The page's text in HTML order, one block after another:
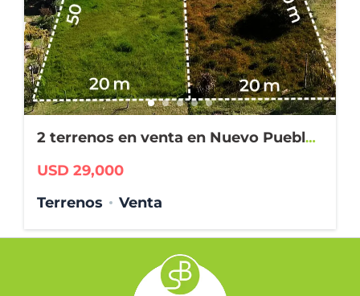
2 terrenos en venta en Nuevo Pueblo
USD 29,000
Terrenos
Venta